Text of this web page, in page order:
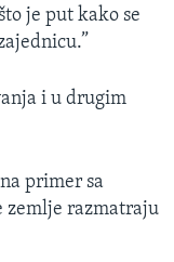
je put kako se
i u drugim
primer sa
zemlje razmatraju